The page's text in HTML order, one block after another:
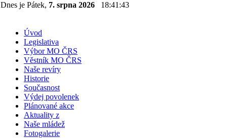
Dnes je Pátek, 7. srpna 2026 18:41:43
Úvod
Legislativa
Výbor MO ČRS
Věstník MO ČRS
Naše revíry
Historie
Současnost
Výdej povolenek
Plánované akce
Aktuality z
Naše mládež
Fotogalerie